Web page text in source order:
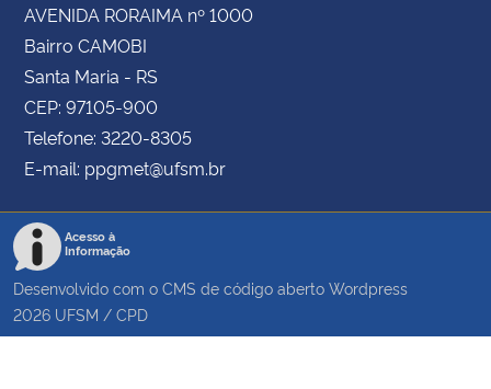
AVENIDA RORAIMA nº 1000
Bairro CAMOBI
Santa Maria - RS
CEP: 97105-900
Telefone: 3220-8305
E-mail: ppgmet@ufsm.br
Acesso à
Informação
Desenvolvido com o CMS de código aberto Wordpress
2026 UFSM / CPD